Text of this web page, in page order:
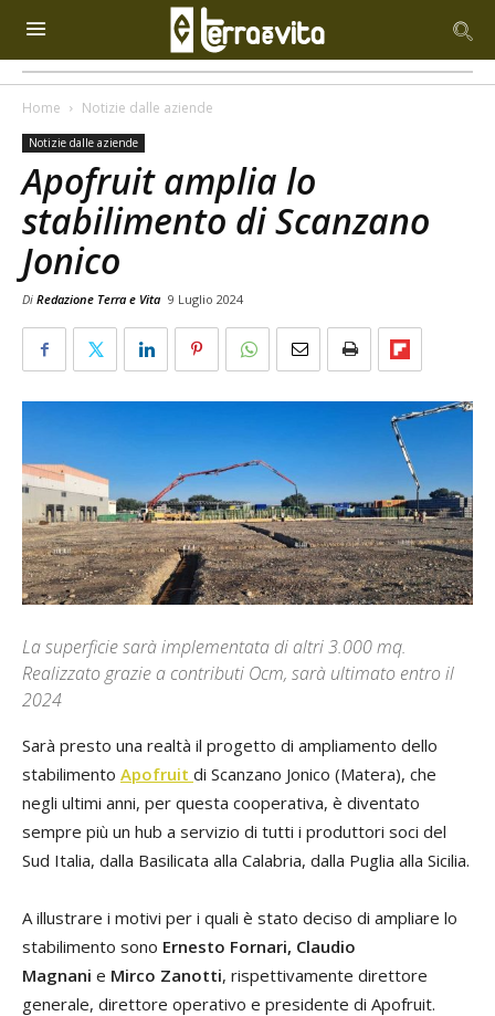
Home Notizie dalle aziende
Notizie dalle aziende
Apofruit amplia lo
stabilimento di Scanzano
Jonico
Di Redazione Terra e Vita 9 Luglio 2024
La superficie sarà implementata di altri 3.000 mq.
Realizzato grazie a contributi Ocm, sarà ultimato entro il
2024
Sarà presto una realtà il progetto di ampliamento dello
stabilimento Apofruit di Scanzano Jonico (Matera), che
negli ultimi anni, per questa cooperativa, è diventato
sempre più un hub a servizio di tutti i produttori soci del
Sud Italia, dalla Basilicata alla Calabria, dalla Puglia alla Sicilia.
A illustrare i motivi per i quali è stato deciso di ampliare lo
stabilimento sono Ernesto Fornari, Claudio
Magnani e Mirco Zanotti, rispettivamente direttore
generale, direttore operativo e presidente di Apofruit.